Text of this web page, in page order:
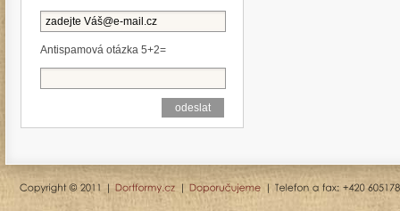
Antispamová otázka 5+2=